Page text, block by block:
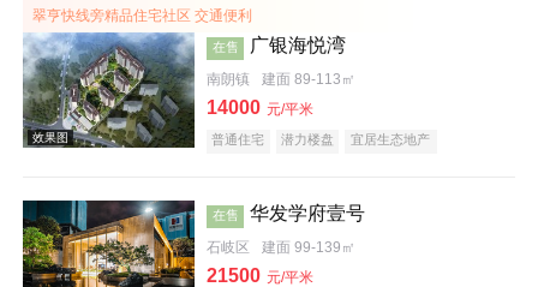
效果图
翠亨快线旁精品住宅社区 交通便利
在售 广银海悦湾
南朗镇 建面 89-113㎡
14000 元/平米
普通住宅 潜力楼盘 宜居生态地产
在售 华发学府壹号
石岐区 建面 99-139㎡
21500 元/平米